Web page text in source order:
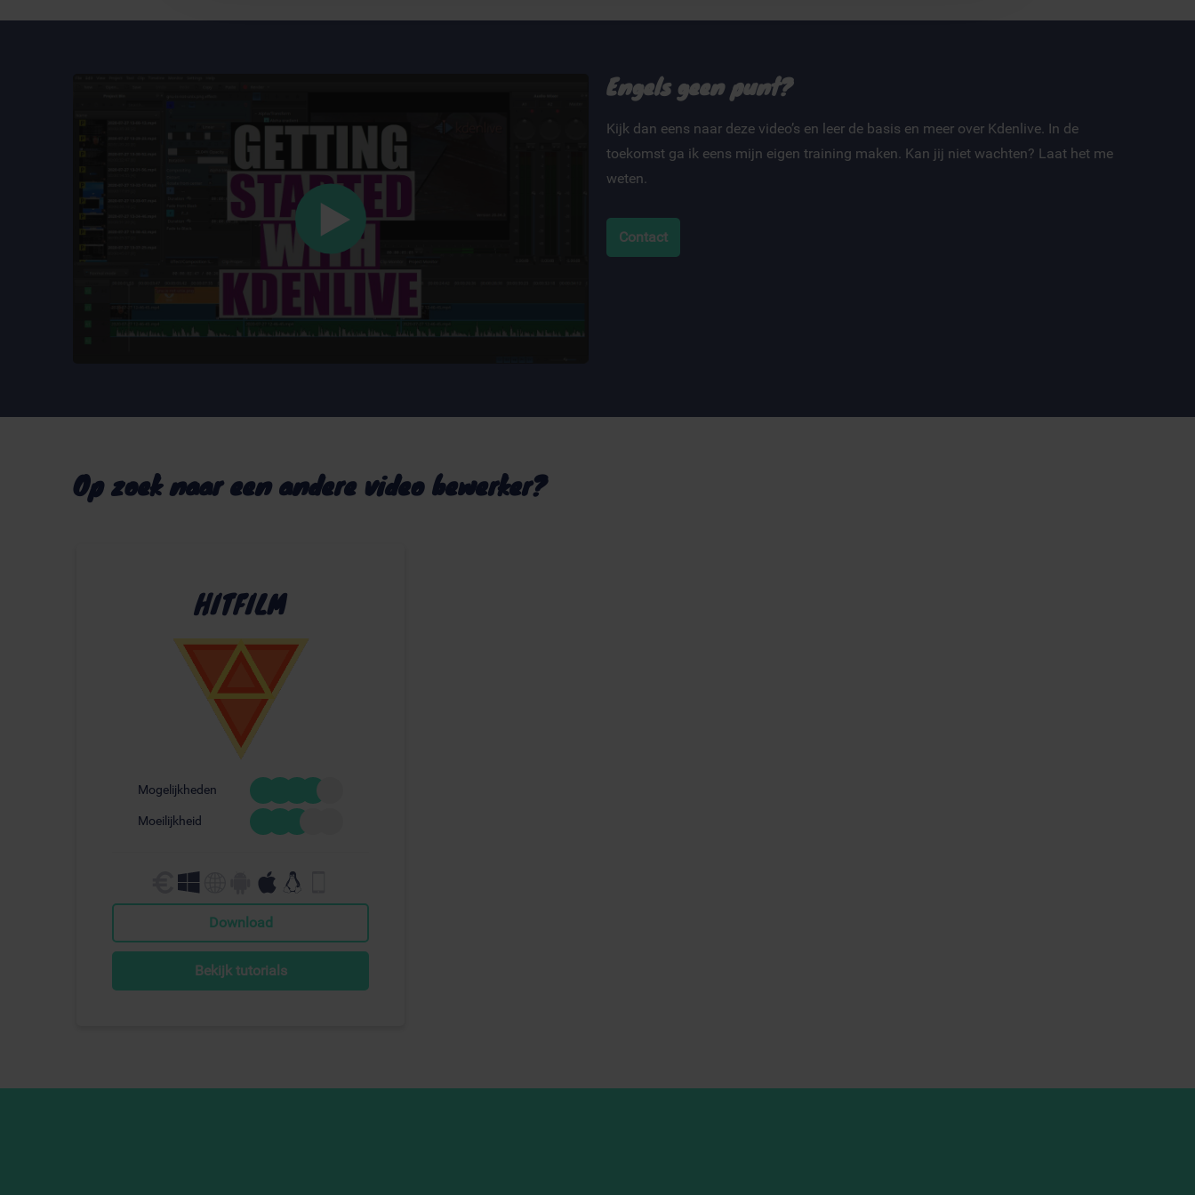
Engels geen punt?
Kijk dan eens naar deze video’s en leer de basis en meer over Kdenlive. In de
toekomst ga ik eens mijn eigen training maken. Kan jij niet wachten? Laat het me
weten.
Contact
Op zoek naar een andere video bewerker?
HITFILM
Mogelijkheden
Moeilijkheid
Download
Bekijk tutorials